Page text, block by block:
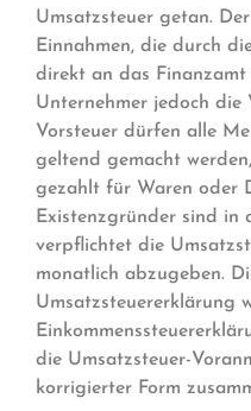
Umsatzsteuer getan.
Einnahmen, die durch
direkt an das
Unternehmer jedoch die
Vorsteuer dürfen alle
geltend gemacht
gezahlt für Waren oder
Existenzgründer sind in
verpflichtet die
monatlich abzugeben.
Umsatzsteuererklärung
die Umsatzsteuer-
korrigierter Form